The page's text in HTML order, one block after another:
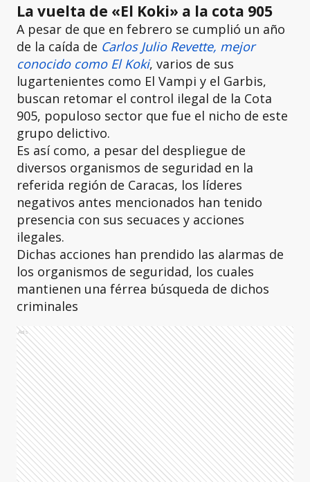
La vuelta de «El Koki» a la cota 905
A pesar de que en febrero se cumplió un año
de la caída de Carlos Julio Revette, mejor
conocido como El Koki, varios de sus
lugartenientes como El Vampi y el Garbis,
buscan retomar el control ilegal de la Cota
905, populoso sector que fue el nicho de este
grupo delictivo.
Es así como, a pesar del despliegue de
diversos organismos de seguridad en la
referida región de Caracas, los líderes
negativos antes mencionados han tenido
presencia con sus secuaces y acciones
ilegales.
Dichas acciones han prendido las alarmas de
los organismos de seguridad, los cuales
mantienen una férrea búsqueda de dichos
criminales
Ads